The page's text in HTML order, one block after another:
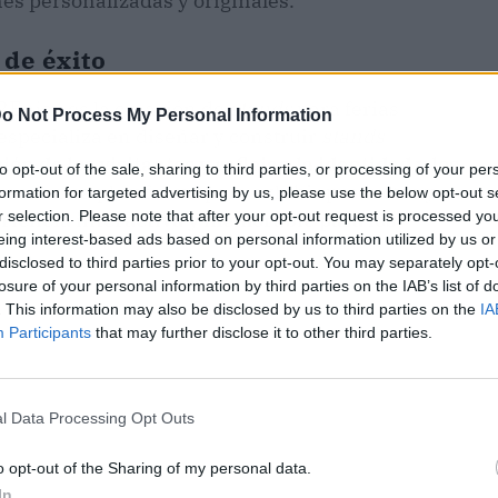
Not Process My Personal Information
opt-out of the sale, sharing to third parties, or processing of your
for targeted advertising by us, please use the below opt-out
selection. Please note that after your opt-out request is processed
interest-based ads based on personal information utilized by us
to third parties prior to your opt-out. You may separately
of your personal information by third parties on the IAB’s list of
This information may also be disclosed by us to third parties on the
Participants that may further disclose it to other third parties.
Data Processing Opt Outs
opt-out of the Sharing of my personal data.
éxito
es la creación destandspara ferias
en diseñar y construir
de los visitantes y reflejan la identidad y los
una plataforma para exhibir productos y
interactiva y memorable para los